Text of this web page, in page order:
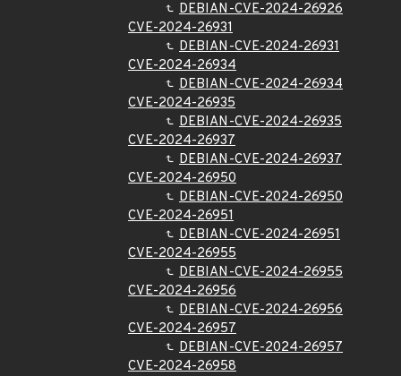
DEBIAN-CVE-2024-26926
CVE-2024-26931
DEBIAN-CVE-2024-26931
CVE-2024-26934
DEBIAN-CVE-2024-26934
CVE-2024-26935
DEBIAN-CVE-2024-26935
CVE-2024-26937
DEBIAN-CVE-2024-26937
CVE-2024-26950
DEBIAN-CVE-2024-26950
CVE-2024-26951
DEBIAN-CVE-2024-26951
CVE-2024-26955
DEBIAN-CVE-2024-26955
CVE-2024-26956
DEBIAN-CVE-2024-26956
CVE-2024-26957
DEBIAN-CVE-2024-26957
CVE-2024-26958